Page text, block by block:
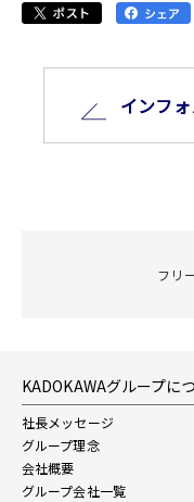
インフ
フリ
KADOKAWAグループに
社長メッセージ
グループ理念
会社概要
グループ会社一覧